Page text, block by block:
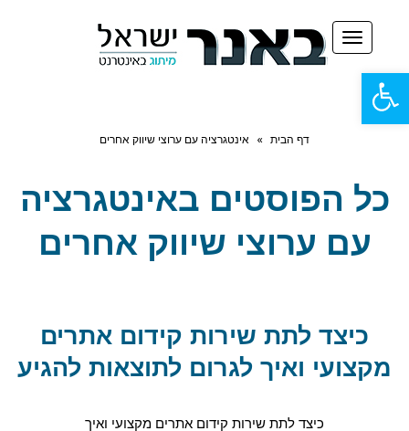
פתח
סרגל
תפריט
דף הבית » אינטגרציה עם ערוצי שיווק אחרים
כל הפוסטים באינטגרציה
עם ערוצי שיווק אחרים
כיצד לתת שירות קידום אתרים
מקצועי ואיך לגרום לתוצאות להגיע
כיצד לתת שירות קידום אתרים מקצועי ואיך